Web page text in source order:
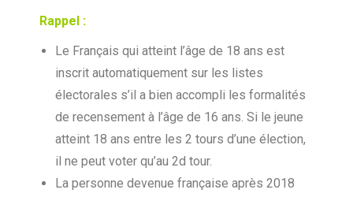
Rappel :
Le Français qui atteint l’âge de 18 ans est
inscrit automatiquement sur les listes
électorales s’il a bien accompli les formalités
de recensement à l’âge de 16 ans. Si le jeune
atteint 18 ans entre les 2 tours d’une élection,
il ne peut voter qu’au 2d tour.
La personne devenue française après 2018